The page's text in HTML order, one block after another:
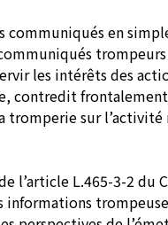
communiqués en
les intérêts des
contredit
tromperie sur
l’article L.465-3-2 du
informations